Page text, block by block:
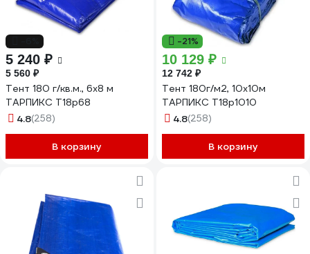
5 240 ₽
5 560 ₽
Тент 180 г/кв.м., 6x8 м
ТАРПИКС Т18р68
4.8(258)
В корзину
-21%
10 129 ₽
12 742 ₽
Тент 180г/м2, 10х10м
ТАРПИКС Т18р1010
4.8(258)
В корзину